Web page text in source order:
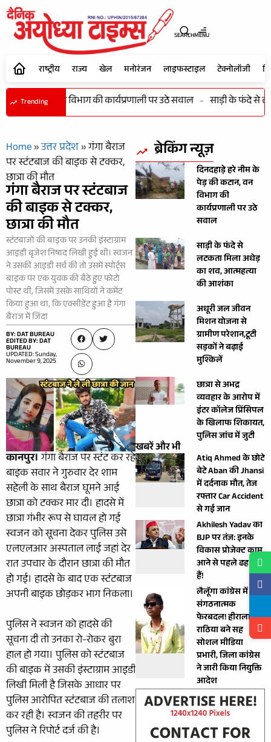
SEARCHMENU
राष्ट्रीय राज्य खेल मनोरंजन लाइफस्टाइल टेक्नोलॉजी
Trending
की कटान, वन विभाग की कार्यप्रणाली पर उठे सवाल साड़ी के फंदे से
Home»उत्तर प्रदेश»गंगा बैराज
पर स्टंटबाज की बाइक से टक्कर,
छात्रा की मौत
गंगा बैराज पर स्टंटबाज
की बाइक से टक्कर,
छात्रा की मौत
स्टंटबाजों की बाइक पर उनकी इंस्टाग्राम
आइडी बृजेश निषाद लिखी हुई थी। स्वजन
ने उसकी आइडी सर्च की तो उसमें स्पोर्ट्स
बाइक पर एक युवक की बैठे हुए फोटो
पोस्ट थी, जिसमें उसके साथियों ने कमेंट
किया हुआ था, कि एक्सीडेंट हुआ है गंगा
बैराज में जिंदा
BY: DAT BUREAU
EDITED BY: DAT
BUREAU
UPDATED: Sunday,
November 9, 2025
कानपुर।गंगा बैराज पर स्टंट कर रहे
बाइक सवार ने गुरुवार देर शाम
सहेली के साथ बैराज घूमने आई
छात्रा को टक्कर मार दी। हादसे में
छात्रा गंभीर रूप से घायल हो गई
स्वजन को सूचना देकर पुलिस उसे
एलएलआर अस्पताल लाई जहां देर
रात उपचार के दौरान छात्रा की मौत
हो गई। हादसे के बाद एक स्टंटबाज
अपनी बाइक छोड़कर भाग निकला।
पुलिस ने स्वजन को हादसे की
सूचना दी तो उनका रो-रोकर बुरा
हाल हो गया। पुलिस को स्टंटबाज
की बाइक में उसकी इंस्टाग्राम आइडी
लिखी मिली है जिसके आधार पर
पुलिस आरोपित स्टंटबाज की तलाश
कर रही है। स्वजन की तहरीर पर
पुलिस ने रिपोर्ट दर्ज की है।
ब्रेकिंग न्यूज़
दिनदहाड़े हरे नीम के
पेड़ की कटान, वन
विभाग की
कार्यप्रणाली पर उठे
सवाल
साड़ी के फंदे से
लटकता मिला अधेड़
का शव, आत्महत्या
की आशंका
अधूरी जल जीवन
मिशन योजना से
ग्रामीण परेशान,टूटी
सड़कों ने बढ़ाई
मुश्किलें
छात्रा से अभद्र
व्यवहार के आरोप में
इंटर कॉलेज प्रिंसिपल
के खिलाफ शिकायत,
पुलिस जांच में जुटी
खबरें और भी
Atiq Ahmed के छोटे
बेटे Aban की Jhansi
में दर्दनाक मौत, तेज
रफ्तार Car Accident
से गई जान
Akhilesh Yadav का
BJP पर तंज: इनके
विकास प्रोजेक्ट काम
आने से पहले ढह जाते
हैं!
लैलूँगा कांग्रेस में बड़ा
संगठनात्मक
फेरबदल! हीरालाल
राठिया बने सह
सोशल मीडिया
प्रभारी, जिला कांग्रेस
ने जारी किया नियुक्ति
आदेश